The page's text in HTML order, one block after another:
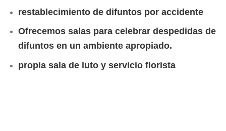
restablecimiento de difuntos por accidente
Ofrecemos salas para celebrar despedidas de
difuntos en un ambiente apropiado.
propia sala de luto y servicio florista